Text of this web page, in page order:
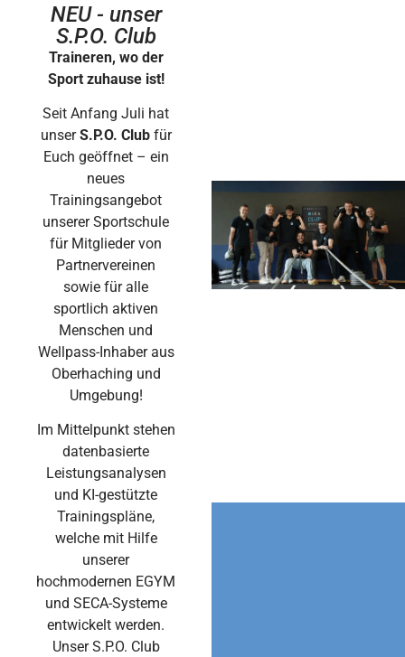
NEU - unser
S.P.O. Club
Traineren, wo der
Sport zuhause ist!
Seit Anfang Juli hat
unserS.P.O. Clubfür
Euch geöffnet – ein
neues
Trainingsangebot
unserer Sportschule
für Mitglieder von
Partnervereinen
sowie für alle
sportlich aktiven
Menschen und
Wellpass-Inhaber aus
Oberhaching und
Umgebung!
Im Mittelpunkt stehen
datenbasierte
Leistungsanalysen
und KI-gestützte
Trainingspläne,
welche mit Hilfe
unserer
hochmodernen EGYM
und SECA-Systeme
entwickelt werden.
Unser S.P.O. Club